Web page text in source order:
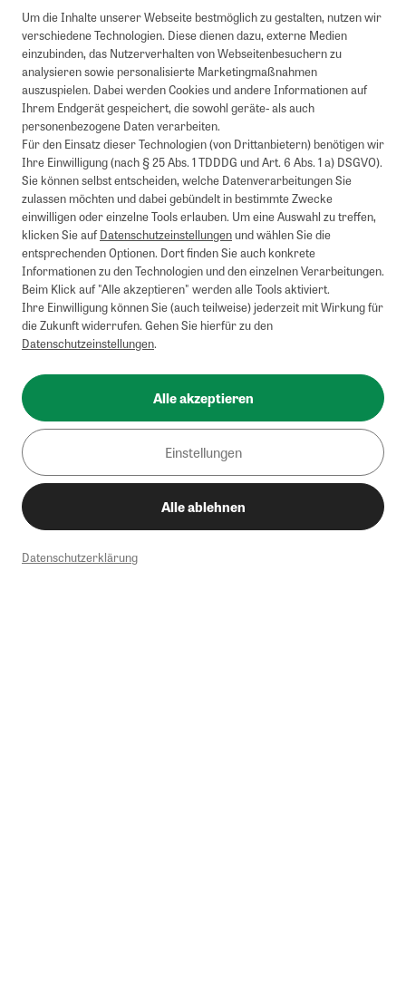
Um die Inhalte unserer Webseite bestmöglich zu gestalten, nutzen wir
verschiedene Technologien. Diese dienen dazu, externe Medien
einzubinden, das Nutzerverhalten von Webseitenbesuchern zu
analysieren sowie personalisierte Marketingmaßnahmen
auszuspielen. Dabei werden Cookies und andere Informationen auf
Ihrem Endgerät gespeichert, die sowohl geräte- als auch
personenbezogene Daten verarbeiten.
Für den Einsatz dieser Technologien (von Drittanbietern) benötigen wir
Ihre Einwilligung (nach § 25 Abs. 1 TDDDG und Art. 6 Abs. 1 a) DSGVO).
Sie können selbst entscheiden, welche Datenverarbeitungen Sie
zulassen möchten und dabei gebündelt in bestimmte Zwecke
einwilligen oder einzelne Tools erlauben. Um eine Auswahl zu treffen,
klicken Sie aufDatenschutzeinstellungenund wählen Sie die
entsprechenden Optionen. Dort finden Sie auch konkrete
Informationen zu den Technologien und den einzelnen Verarbeitungen.
Beim Klick auf "Alle akzeptieren" werden alle Tools aktiviert.
Ihre Einwilligung können Sie (auch teilweise) jederzeit mit Wirkung für
die Zukunft widerrufen. Gehen Sie hierfür zu den
Datenschutzeinstellungen.
Alle akzeptieren
Einstellungen
Alle ablehnen
Datenschutzerklärung